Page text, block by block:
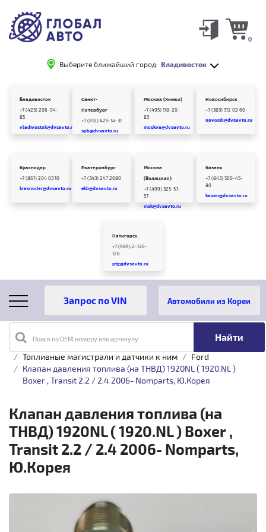
Выберите ближайший город: Владивосток
0
Владивосток
+7 (423) 206-04-
85
vladivostok@dvsavto.ru
Санкт-
Петербург
+7 (812) 425-14-31
spb@dvsavto.ru
Москва (Химки)
+7 (495) 118-20-
83
moskva@dvsavto.ru
Новосибирск
+7 (383) 312 02 60
novosib@dvsavto.ru
Краснодар
+7 (861) 204 03 10
krasnodar@dvsavto.ru
Екатеринбург
+7 (343) 247 2080
ekb@dvsavto.ru
Москва
(Волжская)
+7 (499) 325-57-
57
msk@dvsavto.ru
Казань
+7 (843) 500-45-
80
kazan@dvsavto.ru
Пятигорск
+7 (989) 2-126-
126
ptg@dvsavto.ru
Поиск по OEM номеру или артикулу
Автомобили из Кореи
Главная Каталог товаров
Топливная аппаратура
Топливные магистрали и датчики к ним
Ford
Клапан давления топлива (на ТНВД) 1920NL ( 1920.NL )
Boxer , Transit 2.2 / 2.4 2006- Nomparts, Ю.Корея
Клапан давления топлива (на
ТНВД) 1920NL ( 1920.NL ) Boxer ,
Transit 2.2 / 2.4 2006- Nomparts,
Ю.Корея